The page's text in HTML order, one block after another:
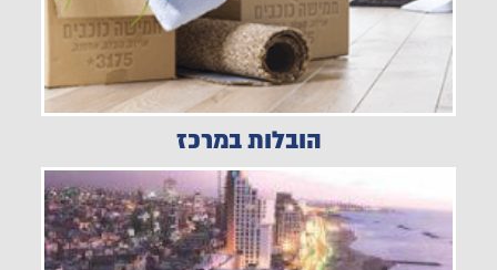
הובלות במרכז